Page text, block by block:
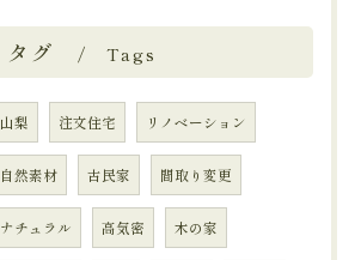
タグ Tags
山梨 注文住宅 リノベーション
自然素材 古民家 間取り変更
ナチュラル 高気密 木の家